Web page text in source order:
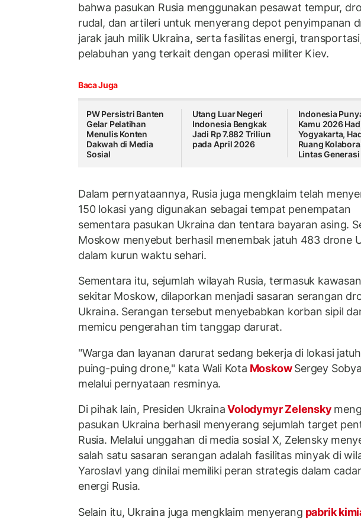
bahwa pasukan Rusia menggunakan pesawat tempur,
rudal, dan artileri untuk menyerang depot penyimpanan
jarak jauh milik Ukraina, serta fasilitas energi,
pelabuhan yang terkait dengan operasi militer Kiev.
Baca Juga
PW Persistri Banten
Gelar Pelatihan
Menulis Konten
Dakwah di Media
Sosial
Utang Luar Negeri
Indonesia Bengkak
Jadi Rp 7.882 Triliun
pada April 2026
Indonesia
Kamu 2026
Yogyakarta,
Ruang
Lintas Generasi
Dalam pernyataannya, Rusia juga mengklaim telah
150 lokasi yang digunakan sebagai tempat penempatan
sementara pasukan Ukraina dan tentara bayaran asing.
Moskow menyebut berhasil menembak jatuh 483 drone
dalam kurun waktu sehari.
Sementara itu, sejumlah wilayah Rusia, termasuk
sekitar Moskow, dilaporkan menjadi sasaran serangan
Ukraina. Serangan tersebut menyebabkan korban sipil
memicu pengerahan tim tanggap darurat.
"Warga dan layanan darurat sedang bekerja di lokasi
puing-puing drone," kata Wali Kota MoskowSergey
melalui pernyataan resminya.
Di pihak lain, Presiden UkrainaVolodymyr Zelensky
pasukan Ukraina berhasil menyerang sejumlah target
Rusia. Melalui unggahan di media sosial X, Zelensky
salah satu sasaran serangan adalah fasilitas minyak di
Yaroslavl yang dinilai memiliki peran strategis dalam
energi Rusia.
Selain itu, Ukraina juga mengklaim menyerang pabrik